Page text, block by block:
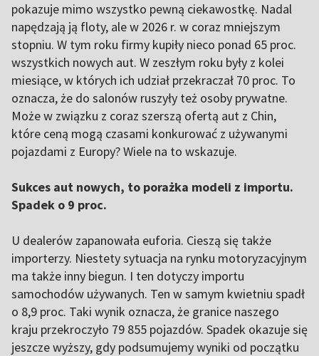
pokazuje mimo wszystko pewną ciekawostkę. Nadal
napędzają ją floty, ale w 2026 r. w coraz mniejszym
stopniu. W tym roku firmy kupiły nieco ponad 65 proc.
wszystkich nowych aut. W zeszłym roku były z kolei
miesiące, w których ich udział przekraczał 70 proc. To
oznacza, że do salonów ruszyły też osoby prywatne.
Może w związku z coraz szerszą ofertą aut z Chin,
które ceną mogą czasami konkurować z używanymi
pojazdami z Europy? Wiele na to wskazuje.
Sukces aut nowych, to porażka modeli z importu.
Spadek o 9 proc.
U dealerów zapanowała euforia. Cieszą się także
importerzy. Niestety sytuacja na rynku motoryzacyjnym
ma także inny biegun. I ten dotyczy importu
samochodów używanych. Ten w samym kwietniu spadł
o 8,9 proc. Taki wynik oznacza, że granice naszego
kraju przekroczyło 79 855 pojazdów. Spadek okazuje się
jeszcze wyższy, gdy podsumujemy wyniki od początku